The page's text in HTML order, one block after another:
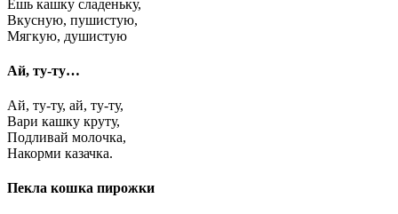
Ешь кашку сладеньку,
Вкусную, пушистую,
Мягкую, душистую
Ай, ту-ту…
Ай, ту-ту, ай, ту-ту,
Вари кашку круту,
Подливай молочка,
Накорми казачка.
Пекла кошка пирожки